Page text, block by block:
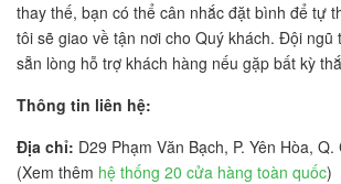
thay thế, bạn có thể cân nhắc đặt bình để tự
tôi sẽ giao về tận nơi cho Quý khách. Đội ngũ
sẵn lòng hỗ trợ khách hàng nếu gặp bất kỳ
Thông tin liên hệ:
Địa chỉ: D29 Phạm Văn Bạch, P. Yên Hòa,
(Xem thêm hệ thống 20 cửa hàng toàn quốc)